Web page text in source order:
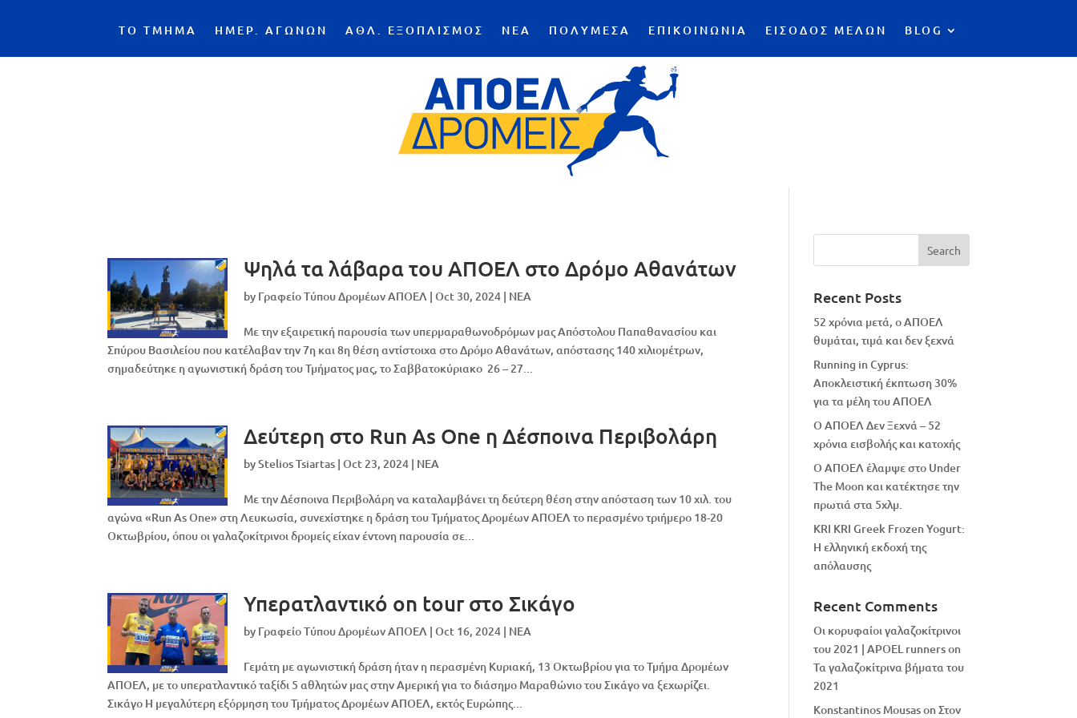
ΤΟ ΤΜΗΜΑ ΗΜΕΡ. ΑΓΩΝΩΝ ΑΘΛ. ΕΞΟΠΛΙΣΜΟΣ ΝΕΑ ΠΟΛΥΜΕΣΑ ΕΠΙΚΟΙΝΩΝΙΑ ΕΙΣΟΔΟΣ ΜΕΛΩΝ BLOG
Ψηλά τα λάβαρα του ΑΠΟΕΛ στο Δρόμο Αθανάτων
by Γραφείο Τύπου Δρομέων ΑΠΟΕΛ |Oct 30, 2024 | NEA
Με την εξαιρετική παρουσία των υπερμαραθωνοδρόμων μας Απόστολου Παπαθανασίου και
Σπύρου Βασιλείου που κατέλαβαν την 7η και 8η θέση αντίστοιχα στο Δρόμο Αθανάτων, απόστασης 140 χιλιομέτρων,
σημαδεύτηκε η αγωνιστική δράση του Τμήματος μας, το Σαββατοκύριακο 26 – 27...
Δεύτερη στο Run As One η Δέσποινα Περιβολάρη
byStelios Tsiartas |Oct 23, 2024 | NEA
Με την Δέσποινα Περιβολάρη να καταλαμβάνει τη δεύτερη θέση στην απόσταση των 10 χιλ. του
αγώνα «Run As One» στη Λευκωσία, συνεχίστηκε η δράση του Τμήματος Δρομέων ΑΠΟΕΛ το περασμένο τριήμερο 18-20
Οκτωβρίου, όπου οι γαλαζοκίτρινοι δρομείς είχαν έντονη παρουσία σε...
Υπερατλαντικό on tour στο Σικάγο
by Γραφείο Τύπου Δρομέων ΑΠΟΕΛ |Oct 16, 2024 | NEA
Γεμάτη με αγωνιστική δράση ήταν η περασμένη Κυριακή, 13 Οκτωβρίου για το Τμήμα Δρομέων
ΑΠΟΕΛ, με το υπερατλαντικό ταξίδι 5 αθλητών μας στην Αμερική για το διάσημο Μαραθώνιο του Σικάγο να ξεχωρίζει.
Σικάγο Η μεγαλύτερη εξόρμηση του Τμήματος Δρομέων ΑΠΟΕΛ, εκτός Ευρώπης...
Recent Posts
52 χρόνια μετά, ο ΑΠΟΕΛ
θυμάται, τιμά και δεν ξεχνά
Running in Cyprus:
Αποκλειστική έκπτωση 30%
για τα μέλη του ΑΠΟΕΛ
Ο ΑΠΟΕΛ Δεν Ξεχνά – 52
χρόνια εισβολής και κατοχής
Ο ΑΠΟΕΛ έλαμψε στο Under
The Moon και κατέκτησε την
πρωτιά στα 5χλμ.
KRI KRI Greek Frozen Yogurt:
Η ελληνική εκδοχή της
απόλαυσης
Recent Comments
Οι κορυφαίοι γαλαζοκίτρινοι
του 2021 | APOEL runnerson
Τα γαλαζοκίτρινα βήματα του
2021
Konstantinos MousasonΣτον